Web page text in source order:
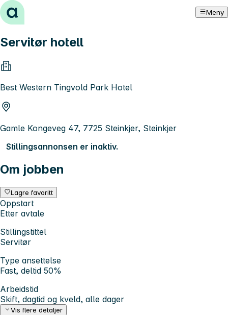
Hopp til innhold Meny
Servitør hotell
Best Western Tingvold Park Hotel
Gamle Kongeveg 47, 7725 Steinkjer, Steinkjer
Stillingsannonsen er inaktiv.
Om jobben
Lagre favoritt
Oppstart
Etter avtale
Stillingstittel
Servitør
Type ansettelse
Fast, deltid 50%
Arbeidstid
Skift, dagtid og kveld, alle dager
Vis flere detaljer